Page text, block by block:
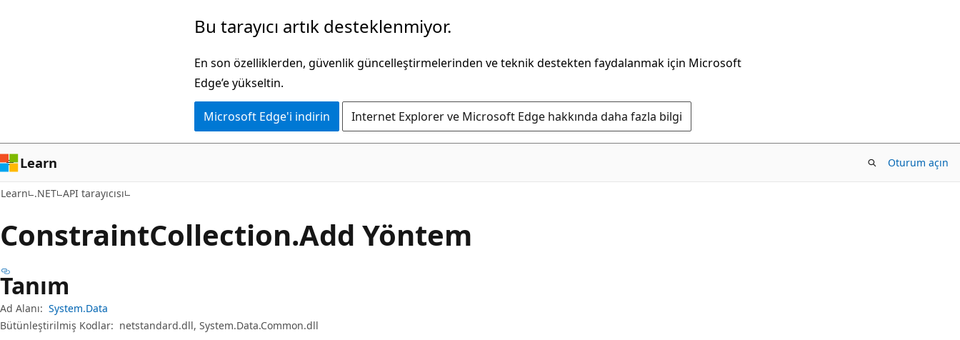
Bu tarayıcı artık desteklenmiyor.
En son özelliklerden, güvenlik güncelleştirmelerinden ve teknik destekten faydalanmak için Microsoft
Edge’e yükseltin.
Microsoft Edge'i indirin Internet Explorer ve Microsoft Edge hakkında daha fazla bilgi
Learn Oturum açın
Learn .NET API tarayıcısı
ConstraintCollection.Add Yöntem
Tanım
Ad Alanı: System.Data
Bütünleştirilmiş Kodlar: netstandard.dll, System.Data.Common.dll